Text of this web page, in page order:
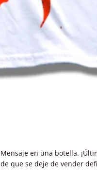
Mensaje en una botella.
de que se deje de vender